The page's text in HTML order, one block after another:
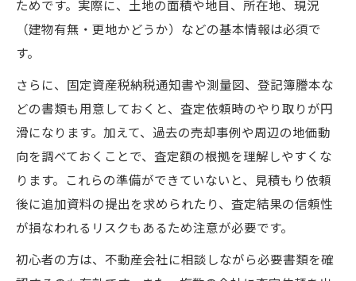
ためです。実際に、土地の面積や地目、所在地、現況
（建物有無・更地かどうか）などの基本情報は必須で
す。
さらに、固定資産税納税通知書や測量図、登記簿謄本な
どの書類も用意しておくと、査定依頼時のやり取りが円
滑になります。加えて、過去の売却事例や周辺の地価動
向を調べておくことで、査定額の根拠を理解しやすくな
ります。これらの準備ができていないと、見積もり依頼
後に追加資料の提出を求められたり、査定結果の信頼性
が損なわれるリスクもあるため注意が必要です。
初心者の方は、不動産会社に相談しながら必要書類を確